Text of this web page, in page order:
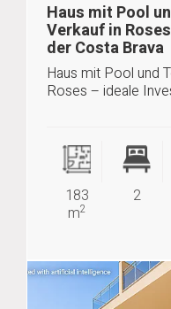
Haus mit Pool
Verkauf in
der Costa Brava
Haus mit Pool und
Roses – ideale
183
m2
2